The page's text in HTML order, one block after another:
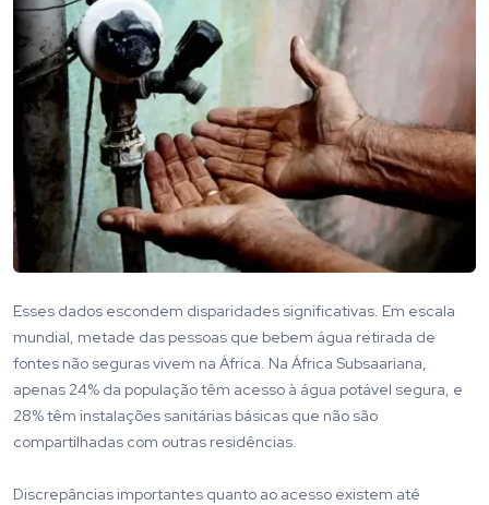
Esses dados escondem disparidades significativas. Em escala
mundial, metade das pessoas que bebem água retirada de
fontes não seguras vivem na África. Na África Subsaariana,
apenas 24% da população têm acesso à água potável segura, e
28% têm instalações sanitárias básicas que não são
compartilhadas com outras residências.
Discrepâncias importantes quanto ao acesso existem até